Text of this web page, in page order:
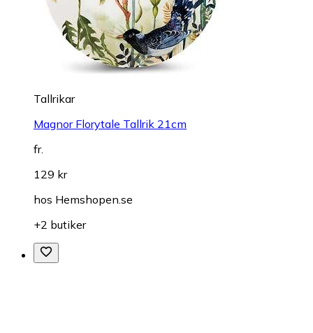
Tallrikar
Magnor Florytale Tallrik 21cm
fr.
129 kr
hos Hemshopen.se
+2 butiker